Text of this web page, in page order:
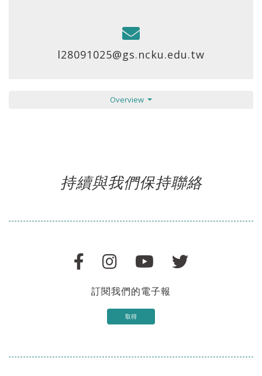
l28091025@gs.ncku.edu.tw
Overview
持續與我們保持聯絡
訂閱我們的電子報
取得